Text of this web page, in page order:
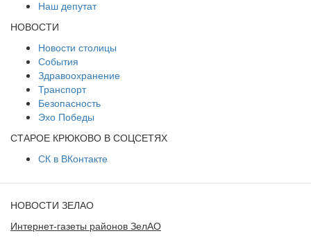
Наш депутат
НОВОСТИ
Новости столицы
События
Здравоохранение
Транспорт
Безопасность
Эхо Победы
СТАРОЕ КРЮКОВО В СОЦСЕТЯХ
СК в ВКонтакте
НОВОСТИ ЗЕЛАО
Интернет-газеты районов ЗелАО